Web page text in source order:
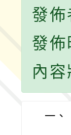
發佈
發
內
一、